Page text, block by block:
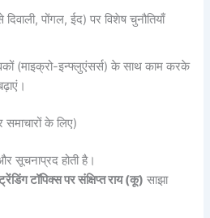
दिवाली, पोंगल, ईद) पर विशेष चुनौतियाँ
(माइक्रो-इन्फ्लुएंसर्स) के साथ काम करके
के लिए)
सूचनाप्रद होती है।
टॉपिक्स पर संक्षिप्त राय (कू) साझा